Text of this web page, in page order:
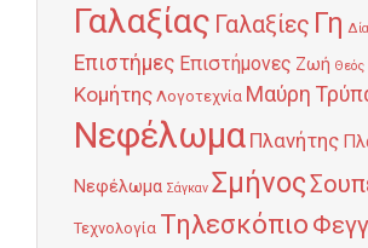
Γαλαξίας Γαλαξίες Γη
Επιστήμες Επιστήμονες Ζωή Θεός
Κομήτης Λογοτεχνία Μαύρη
Νεφέλωμα Πλανήτης
Νεφέλωμα Σάγκαν Σμήνος
Τεχνολογία Τηλεσκόπιο